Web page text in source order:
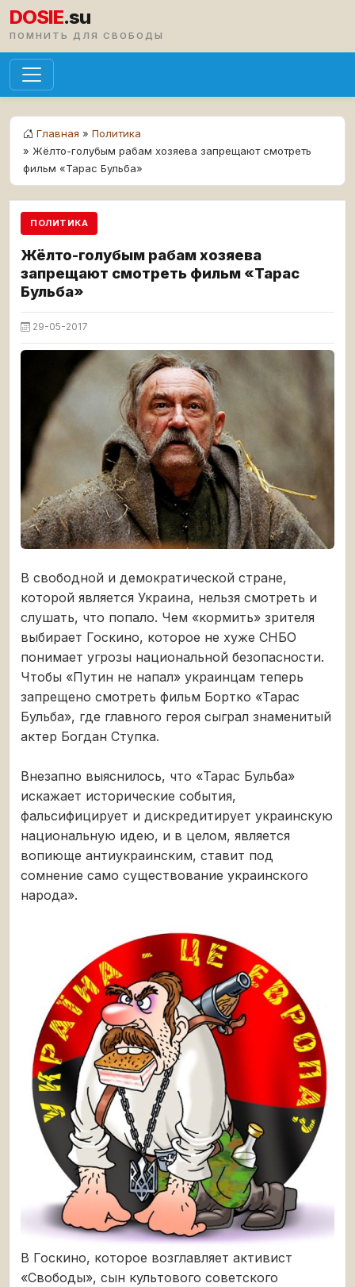
DOSIE.su
ПОМНИТЬ ДЛЯ СВОБОДЫ
Главная » Политика
» Жёлто-голубым рабам хозяева запрещают смотреть
фильм «Тарас Бульба»
ПОЛИТИКА
Жёлто-голубым рабам хозяева
запрещают смотреть фильм «Тарас
Бульба»
29-05-2017
В свободной и демократической стране,
которой является Украина, нельзя смотреть и
слушать, что попало. Чем «кормить» зрителя
выбирает Госкино, которое не хуже СНБО
понимает угрозы национальной безопасности.
Чтобы «Путин не напал» украинцам теперь
запрещено смотреть фильм Бортко «Тарас
Бульба», где главного героя сыграл знаменитый
актер Богдан Ступка.
Внезапно выяснилось, что «Тарас Бульба»
искажает исторические события,
фальсифицирует и дискредитирует украинскую
национальную идею, и в целом, является
вопиюще антиукраинским, ставит под
сомнение само существование украинского
народа».
В Госкино, которое возглавляет активист
«Свободы», сын культового советского